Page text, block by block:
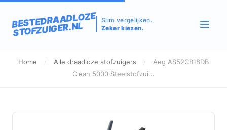
BESTEDRAADLOZE
STOFZUIGER.NL
Slim vergelijken.
Zeker kiezen.
Home / Alle draadloze stofzuigers /
Aeg AS52CB18DB
Clean 5000 Steelstofzui...